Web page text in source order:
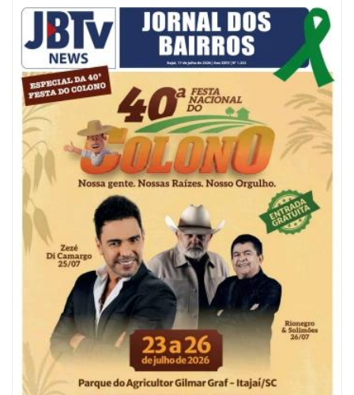
09/08/2026 | 07:00
Painel NIMOB 2026 reúne as principais lideranças para debater o futuro
econômico e imobiliário de Itajaí
BALNEÁRIO CAMBORIÚ